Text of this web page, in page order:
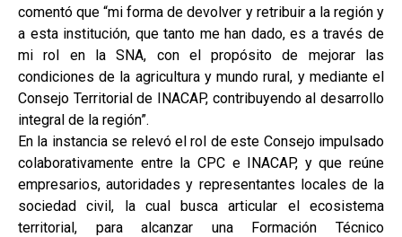
comentó que “mi forma de devolver y retribuir a la región y
a esta institución, que tanto me han dado, es a través de
mi rol en la SNA, con el propósito de mejorar las
condiciones de la agricultura y mundo rural, y mediante el
Consejo Territorial de INACAP, contribuyendo al desarrollo
integral de la región”.
En la instancia se relevó el rol de este Consejo impulsado
colaborativamente entre la CPC e INACAP, y que reúne
empresarios, autoridades y representantes locales de la
sociedad civil, la cual busca articular el ecosistema
territorial, para alcanzar una Formación Técnico